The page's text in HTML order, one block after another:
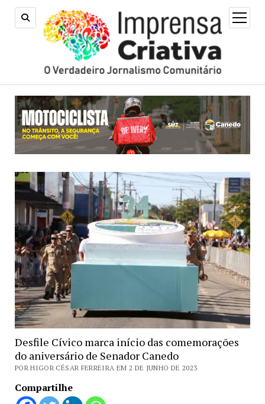
open
menu
Desfile Cívico marca início das comemorações
do aniversário de Senador Canedo
POR HIGOR CÉSAR FERREIRA EM 2 DE JUNHO DE 2023
Compartilhe